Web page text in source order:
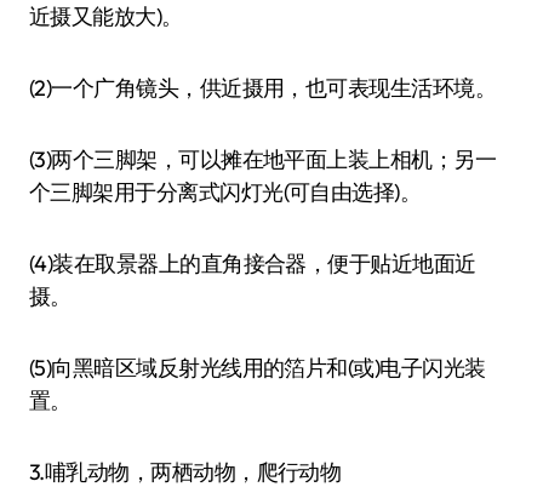
近摄又能放大)。
(2)一个广角镜头，供近摄用，也可表现生活环境。
(3)两个三脚架，可以摊在地平面上装上相机；另一
个三脚架用于分离式闪灯光(可自由选择)。
(4)装在取景器上的直角接合器，便于贴近地面近
摄。
(5)向黑暗区域反射光线用的箔片和(或)电子闪光装
置。
3.哺乳动物，两栖动物，爬行动物